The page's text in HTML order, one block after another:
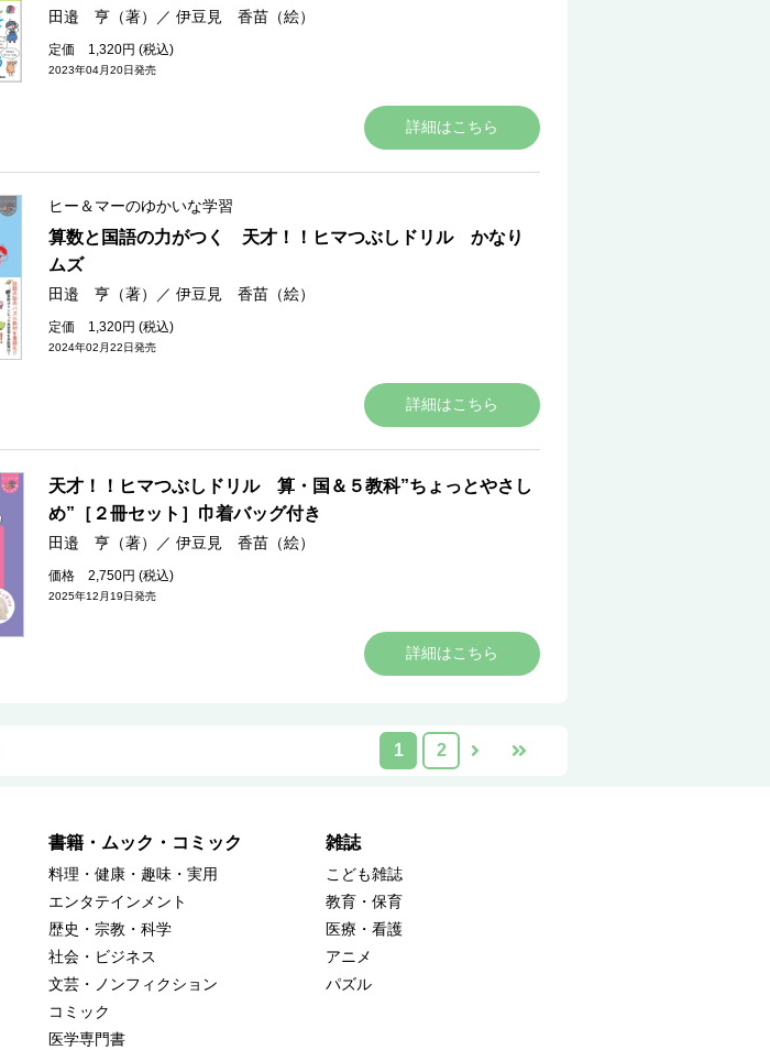
田邉 亨（著） ／ 伊豆見 香苗（絵）
定価 1,320円 (税込)
2023年04月20日発売
詳細はこちら
ヒー＆マーのゆかいな学習
算数と国語の力がつく 天才！！ヒマつぶしドリル かなり
ムズ
田邉 亨（著） ／ 伊豆見 香苗（絵）
定価 1,320円 (税込)
2024年02月22日発売
詳細はこちら
天才！！ヒマつぶしドリル 算・国＆５教科”ちょっとやさし
め”［２冊セット］巾着バッグ付き
田邉 亨（著） ／ 伊豆見 香苗（絵）
価格 2,750円 (税込)
2025年12月19日発売
詳細はこちら
1 2
書籍・ムック・コミック
料理・健康・趣味・実用
エンタテインメント
歴史・宗教・科学
社会・ビジネス
文芸・ノンフィクション
コミック
医学専門書
雑誌
こども雑誌
教育・保育
医療・看護
アニメ
パズル